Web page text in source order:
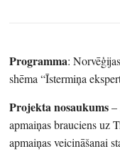
Programma:
shēma “Īstermiņa
Projekta nosaukums–
apmaiņas brauciens uz
apmaiņas veicināšanai